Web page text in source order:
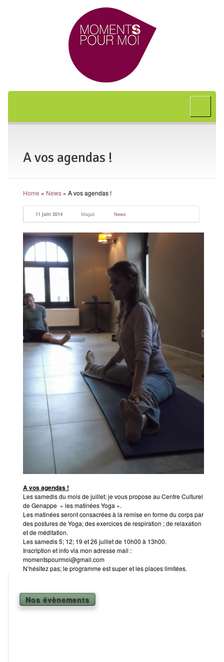
Shiatsu
L’art japonais
Séances
En entreprise
Shiatsu Tarifs
Yoga
L’état optimal
Nos cours
Inscription en ligne
Yoga en entreprise
Boutique
A vos agendas !
Home » News» A vos agendas !
11 juin 2014 Magali News
A vos agendas !
Les samedis du mois de juillet; je vous propose au Centre Culturel
de Genappe » les matinées Yoga ».
Les matinées seront consacrées à la remise en forme du corps par
des postures de Yoga; des exercices de respiration ; de relaxation
et de méditation.
Les samedis 5; 12; 19 et 26 juillet de 10h00 à 13h00.
Inscription et info via mon adresse mail :
momentspourmoi@gmail.com
N’hésitez pas; le programme est super et les places limitées.
Nos évènements